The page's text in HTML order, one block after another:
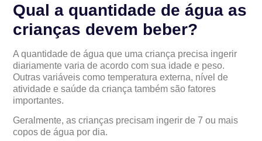
Qual a quantidade de água as
crianças devem beber?
A quantidade de água que uma criança precisa ingerir
diariamente varia de acordo com sua idade e peso.
Outras variáveis como temperatura externa, nível de
atividade e saúde da criança também são fatores
importantes.
Geralmente, as crianças precisam ingerir de 7 ou mais
copos de água por dia.